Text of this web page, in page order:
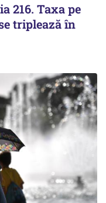
216. Taxa pe
triplează în